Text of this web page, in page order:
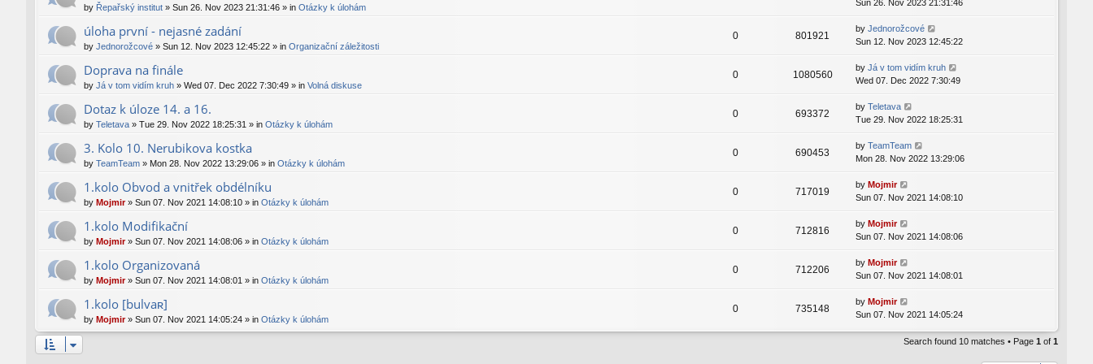
by Řepařský institut » Sun 26. Nov 2023 21:31:46 » in Otázky k úlohám Sun 26. Nov 2023 21:31:46
úloha první - nejasné zadání
by Jednorožcové » Sun 12. Nov 2023 12:45:22 » in Organizační záležitosti
0 801921
by Jednorožcové
Sun 12. Nov 2023 12:45:22
Doprava na finále
by Já v tom vidím kruh » Wed 07. Dec 2022 7:30:49 » in Volná diskuse
0 1080560
by Já v tom vidím kruh
Wed 07. Dec 2022 7:30:49
Dotaz k úloze 14. a 16.
by Teletava » Tue 29. Nov 2022 18:25:31 » in Otázky k úlohám
0 693372
by Teletava
Tue 29. Nov 2022 18:25:31
3. Kolo 10. Nerubikova kostka
by TeamTeam » Mon 28. Nov 2022 13:29:06 » in Otázky k úlohám
0 690453
by TeamTeam
Mon 28. Nov 2022 13:29:06
1.kolo Obvod a vnitřek obdélníku
by Mojmir» Sun 07. Nov 2021 14:08:10 » in Otázky k úlohám
0 717019
by Mojmir
Sun 07. Nov 2021 14:08:10
1.kolo Modifikační
by Mojmir» Sun 07. Nov 2021 14:08:06 » in Otázky k úlohám
0 712816
by Mojmir
Sun 07. Nov 2021 14:08:06
1.kolo Organizovaná
by Mojmir» Sun 07. Nov 2021 14:08:01 » in Otázky k úlohám
0 712206
by Mojmir
Sun 07. Nov 2021 14:08:01
1.kolo [bulvaʀ]
by Mojmir» Sun 07. Nov 2021 14:05:24 » in Otázky k úlohám
0 735148
by Mojmir
Sun 07. Nov 2021 14:05:24
Search found 10 matches • Page 1 of 1